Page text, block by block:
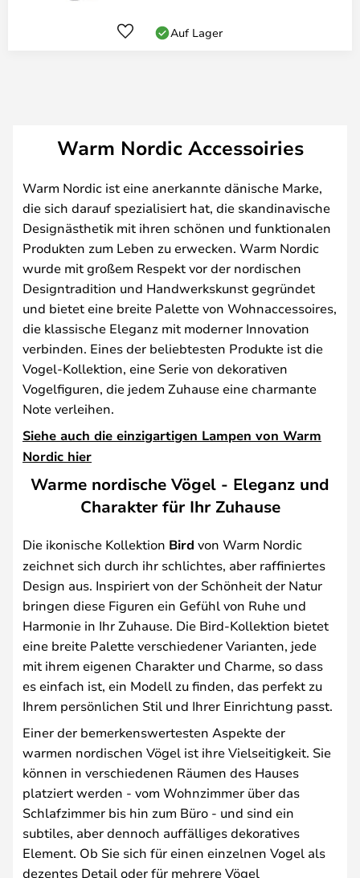
Auf Lager
Warm Nordic Accessoiries
Warm Nordic ist eine anerkannte dänische Marke,
die sich darauf spezialisiert hat, die skandinavische
Designästhetik mit ihren schönen und funktionalen
Produkten zum Leben zu erwecken. Warm Nordic
wurde mit großem Respekt vor der nordischen
Designtradition und Handwerkskunst gegründet
und bietet eine breite Palette von Wohnaccessoires,
die klassische Eleganz mit moderner Innovation
verbinden. Eines der beliebtesten Produkte ist die
Vogel-Kollektion, eine Serie von dekorativen
Vogelfiguren, die jedem Zuhause eine charmante
Note verleihen.
Siehe auch die einzigartigen Lampen von Warm
Nordic hier
Warme nordische Vögel - Eleganz und
Charakter für Ihr Zuhause
Die ikonische Kollektion Bird von Warm Nordic
zeichnet sich durch ihr schlichtes, aber raffiniertes
Design aus. Inspiriert von der Schönheit der Natur
bringen diese Figuren ein Gefühl von Ruhe und
Harmonie in Ihr Zuhause. Die Bird-Kollektion bietet
eine breite Palette verschiedener Varianten, jede
mit ihrem eigenen Charakter und Charme, so dass
es einfach ist, ein Modell zu finden, das perfekt zu
Ihrem persönlichen Stil und Ihrer Einrichtung passt.
Einer der bemerkenswertesten Aspekte der
warmen nordischen Vögel ist ihre Vielseitigkeit. Sie
können in verschiedenen Räumen des Hauses
platziert werden - vom Wohnzimmer über das
Schlafzimmer bis hin zum Büro - und sind ein
subtiles, aber dennoch auffälliges dekoratives
Element. Ob Sie sich für einen einzelnen Vogel als
dezentes Detail oder für mehrere Vögel